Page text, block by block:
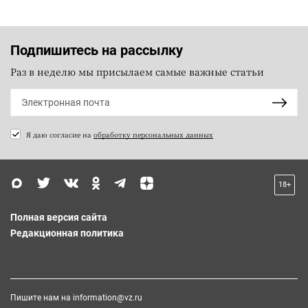
Подпишитесь на рассылку
Раз в неделю мы присылаем самые важные статьи
Я даю согласие на обработку персональных данных
18+
Полная версия сайта
Редакционная политика
Пишите нам на information@vz.ru